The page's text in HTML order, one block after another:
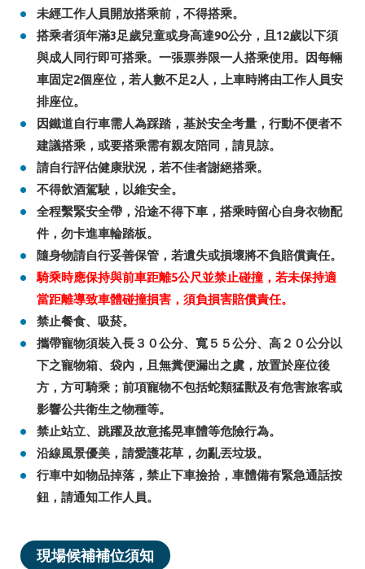
未經工作人員開放搭乘前，不得搭乘。
搭乘者須年滿3足歲兒童或身高達90公分，且12歲以下須
與成人同行即可搭乘。一張票券限一人搭乘使用。因每輛
車固定2個座位，若人數不足2人，上車時將由工作人員安
排座位。
因鐵道自行車需人為踩踏，基於安全考量，行動不便者不
建議搭乘，或要搭乘需有親友陪同，請見諒。
請自行評估健康狀況，若不佳者謝絕搭乘。
不得飲酒駕駛，以維安全。
全程繫緊安全帶，沿途不得下車，搭乘時留心自身衣物配
件，勿卡進車輪踏板。
隨身物請自行妥善保管，若遺失或損壞將不負賠償責任。
騎乘時應保持與前車距離5公尺並禁止碰撞，若未保持適
當距離導致車體碰撞損害，須負損害賠償責任。
禁止餐食、吸菸。
攜帶寵物須裝入長３０公分、寬５５公分、高２０公分以
下之寵物箱、袋內，且無糞便漏出之虞，放置於座位後
方，方可騎乘；前項寵物不包括蛇類猛獸及有危害旅客或
影響公共衛生之物種等。
禁止站立、跳躍及故意搖晃車體等危險行為。
沿線風景優美，請愛護花草，勿亂丟垃圾。
行車中如物品掉落，禁止下車撿拾，車體備有緊急通話按
鈕，請通知工作人員。
現場候補補位須知